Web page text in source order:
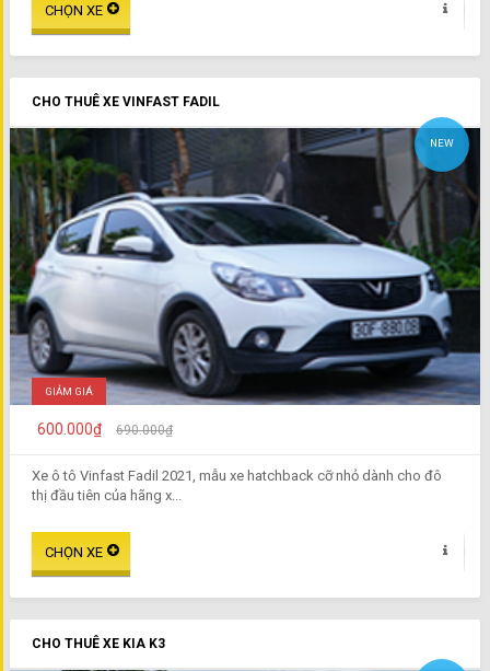
CHO THUÊ XE VINFAST FADIL
NEW
GIẢM GIÁ
600.000₫ 690.000₫
Xe ô tô Vinfast Fadil 2021, mẫu xe hatchback cỡ nhỏ dành cho đô
thị đầu tiên của hãng x...
CHO THUÊ XE KIA K3